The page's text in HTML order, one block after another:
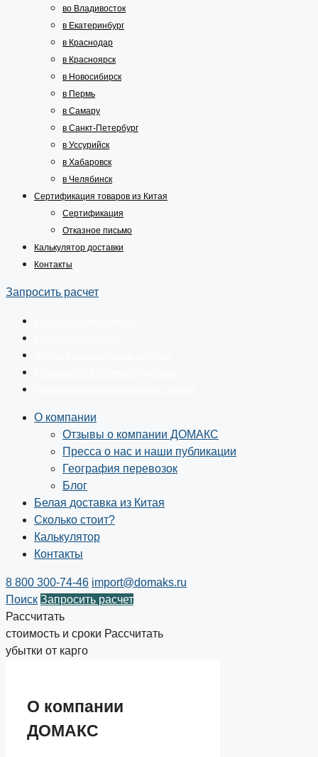
во Владивосток
в Екатеринбург
в Краснодар
в Красноярск
в Новосибирск
в Пермь
в Самару
в Санкт-Петербург
в Уссурийск
в Хабаровск
в Челябинск
Сертификация товаров из Китая
Сертификация
Отказное письмо
Калькулятор доставки
Контакты
Запросить расчет
О компании
Отзывы о компании ДОМАКС
Пресса о нас и наши публикации
География перевозок
Блог
Белая доставка из Китая
Сколько стоит?
Калькулятор
Контакты
8 800 300-74-46 import@domaks.ru
Поиск Запросить расчет
Рассчитать
стоимость и сроки Рассчитать
убытки от карго
О компании
ДОМАКС